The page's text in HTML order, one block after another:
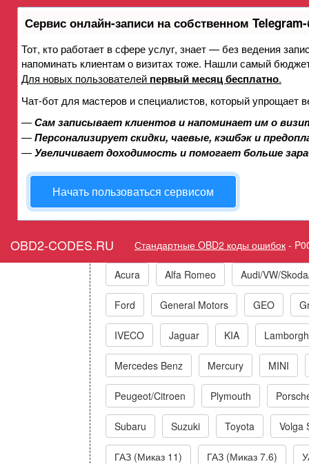
Сервис онлайн-записи на собственном
Тот, кто работает в сфере услуг, знает — без ведения
напоминать клиентам о визитах тоже. Нашли самый
Для новых пользователей первый месяц бесплатно.
Чат-бот для мастеров и специалистов, который упрощает
—Сам записывает клиентов и напоминает им о
—Персонализирует скидки, чаевые, кэшбэк и
—Увеличивает доходимость и помогает больше
Начать пользоваться сервисом
OBD2-CODES.RU Стандартные OBD2 коды ошибок -
Ошибка P006B Датчик
впускном коллекторе/
Горит ошибка Check
Коды ошибок
Acura Alfa Romeo Audi/VW/
Ford General Motors GEO
IVECO Jaguar KIA
Mercedes Benz Mercury MINI
Peugeot/Citroen Plymouth
Subaru Suzuki Toyota Volga
ГАЗ (Миказ 11) ГАЗ (Миказ 7.6)